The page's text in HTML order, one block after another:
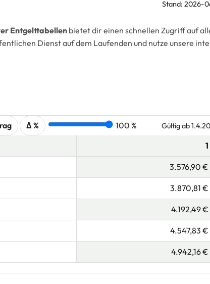
Stand: 2026-
Entgelttabellen bietet dir einen schnellen Zugriff auf
Dienst auf dem Laufenden und nutze unsere
Δ % 100 % Gültig ab
1
3.576,90 €
3.870,81 €
4.192,49 €
4.547,83 €
4.942,16 €